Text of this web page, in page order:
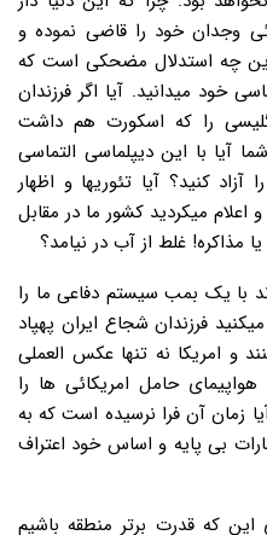
وجدان خود را قاضی نموده و
چه استدلال مضحکی است که
خود میدانید. آیا اگر فرزندان
را که اسکورت هم داشت
آیا با این دیپلماسی التماسی
کنید؟ آیا تئوریها و اظهار
اعلام میکردید کشور ما در مقابل
مذاکره! غلط از آب در نیامد؟
با یک بمب سیستم دفاعی ما را
فرزندان شجاع ایران پهپاد
و امریکا نه تنها عکس العملی
حامل امریکائی ها را
زمان آن فرا نرسیده است که به
بی پایه و اساس خود اعتراف
این که قدرت برتر منطقه باشیم